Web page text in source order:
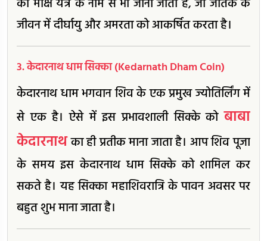
को मोक्ष यंत्र के नाम से भी जाना जाता है, जो जातक के
जीवन में दीर्घायु और अमरता को आकर्षित करता है।
3. केदारनाथ धाम सिक्का (Kedarnath Dham Coin)
केदारनाथ धाम भगवान शिव के एक प्रमुख ज्योतिर्लिंग में
से एक है। ऐसे में इस प्रभावशाली सिक्के कोबाबा
केदारनाथका ही प्रतीक माना जाता है। आप शिव पूजा
के समय इस केदारनाथ धाम सिक्के को शामिल कर
सकते है। यह सिक्का महाशिवरात्रि के पावन अवसर पर
बहुत शुभ माना जाता है।